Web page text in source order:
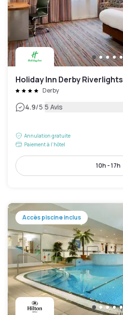
Holiday Inn Derby Riverlights
Derby
4.9/5|5 Avis
Annulation gratuite
Paiement à l'hôtel
10h - 17h
Accès piscine inclus